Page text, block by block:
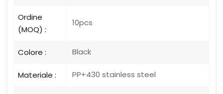
Ordine
(MOQ) :
10pcs
Colore : Black
Materiale : PP+430 stainless steel